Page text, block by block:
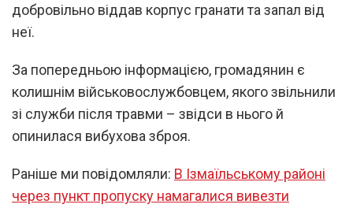
добровільно віддав корпус гранати та запал від
неї.
За попередньою інформацією, громадянин є
колишнім військовослужбовцем, якого звільнили
зі служби після травми – звідси в нього й
опинилася вибухова зброя.
Раніше ми повідомляли: В Ізмаїльському районі
через пункт пропуску намагалися вивезти